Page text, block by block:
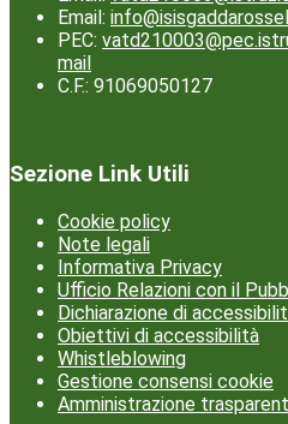
Email:
PEC:
mail
C.F.: 91069050127
Sezione Link Utili
Cookie policy
Note legali
Informativa Privacy
Ufficio Relazioni con il
Dichiarazione di
Obiettivi di accessibilità
Whistleblowing
Gestione consensi cookie
Amministrazione